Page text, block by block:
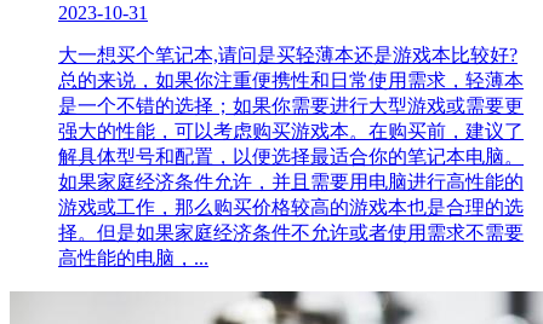
2023-10-31
大一想买个笔记本,请问是买轻薄本还是游戏本比较好?
总的来说，如果你注重便携性和日常使用需求，轻薄本
是一个不错的选择；如果你需要进行大型游戏或需要更
强大的性能，可以考虑购买游戏本。在购买前，建议了
解具体型号和配置，以便选择最适合你的笔记本电脑。
如果家庭经济条件允许，并且需要用电脑进行高性能的
游戏或工作，那么购买价格较高的游戏本也是合理的选
择。但是如果家庭经济条件不允许或者使用需求不需要
高性能的电脑，...